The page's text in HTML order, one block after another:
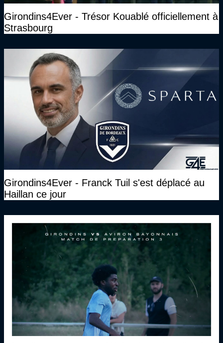
Girondins4Ever - Trésor Kouablé officiellement à
Strasbourg
Girondins4Ever - Franck Tuil s'est déplacé au
Haillan ce jour